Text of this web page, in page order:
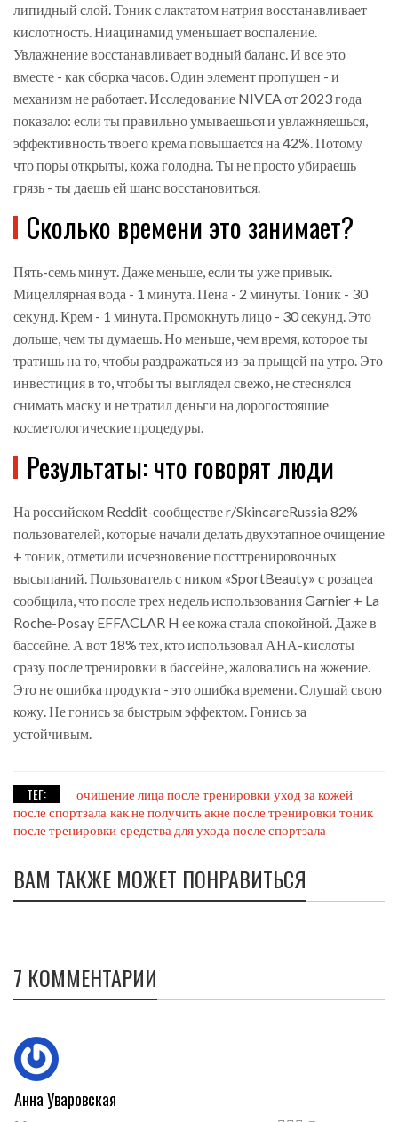
липидный слой. Тоник с лактатом натрия восстанавливает
кислотность. Ниацинамид уменьшает воспаление.
Увлажнение восстанавливает водный баланс. И все это
вместе - как сборка часов. Один элемент пропущен - и
механизм не работает. Исследование NIVEA от 2023 года
показало: если ты правильно умываешься и увлажняешься,
эффективность твоего крема повышается на 42%. Потому
что поры открыты, кожа голодна. Ты не просто убираешь
грязь - ты даешь ей шанс восстановиться.
Сколько времени это занимает?
Пять-семь минут. Даже меньше, если ты уже привык.
Мицеллярная вода - 1 минута. Пена - 2 минуты. Тоник - 30
секунд. Крем - 1 минута. Промокнуть лицо - 30 секунд. Это
дольше, чем ты думаешь. Но меньше, чем время, которое ты
тратишь на то, чтобы раздражаться из-за прыщей на утро. Это
инвестиция в то, чтобы ты выглядел свежо, не стеснялся
снимать маску и не тратил деньги на дорогостоящие
косметологические процедуры.
Результаты: что говорят люди
На российском Reddit-сообществе r/SkincareRussia 82%
пользователей, которые начали делать двухэтапное очищение
+ тоник, отметили исчезновение посттренировочных
высыпаний. Пользователь с ником «SportBeauty» с розацеа
сообщила, что после трех недель использования Garnier + La
Roche-Posay EFFACLAR H ее кожа стала спокойной. Даже в
бассейне. А вот 18% тех, кто использовал АНА-кислоты
сразу после тренировки в бассейне, жаловались на жжение.
Это не ошибка продукта - это ошибка времени. Слушай свою
кожу. Не гонись за быстрым эффектом. Гонись за
устойчивым.
ТЕГ: очищение лица после тренировки уход за кожей
после спортзала как не получить акне после тренировки тоник
после тренировки средства для ухода после спортзала
ВАМ ТАКЖЕ МОЖЕТ ПОНРАВИТЬСЯ
7 КОММЕНТАРИИ
Анна Уваровская